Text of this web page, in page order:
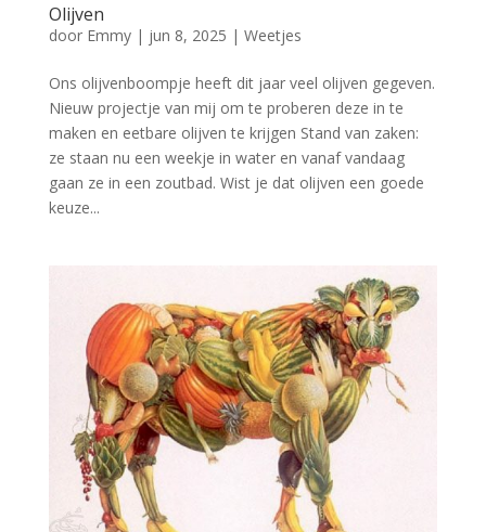
Olijven
door Emmy| jun 8, 2025 | Weetjes
Ons olijvenboompje heeft dit jaar veel olijven gegeven.
Nieuw projectje van mij om te proberen deze in te
maken en eetbare olijven te krijgen Stand van zaken:
ze staan nu een weekje in water en vanaf vandaag
gaan ze in een zoutbad. Wist je dat olijven een goede
keuze...